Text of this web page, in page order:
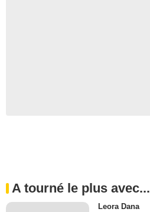
A tourné le plus avec...
Leora Dana